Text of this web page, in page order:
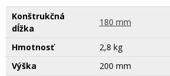
Konštrukčná
dĺžka
180 mm
Hmotnosť
2,8 kg
Výška
200 mm